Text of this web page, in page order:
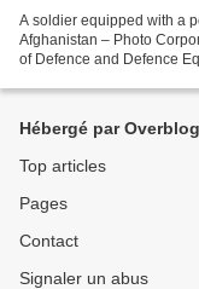
A soldier equipped with a
Afghanistan – Photo
of Defence and Defence
Hébergé par Overblog
Top articles
Pages
Contact
Signaler un abus